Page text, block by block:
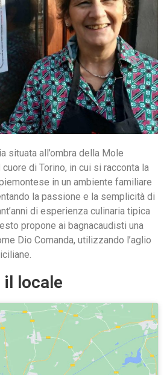
situata all’ombra della Mole
di Torino, in cui si racconta la
in un ambiente familiare
la passione e la semplicità di
di esperienza culinaria tipica
propone ai bagnacaudisti una
Dio Comanda, utilizzando l’aglio
il locale